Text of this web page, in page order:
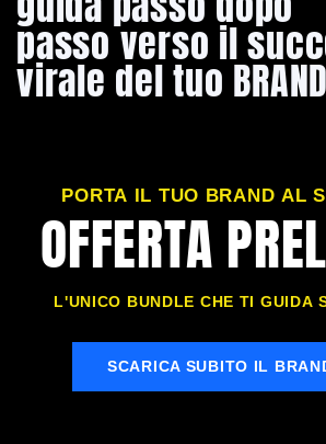
passo verso il
virale del tuo
PORTA IL TUO BRAND AL
OFFERTA
L'UNICO BUNDLE CHE TI GUIDA
SCARICA SUBITO IL